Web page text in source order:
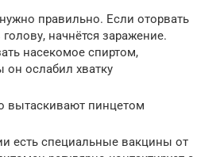
правильно. Если оторвать
начнётся заражение.
насекомое спиртом,
ослабил хватку
вытаскивают пинцетом
есть специальные вакцины от